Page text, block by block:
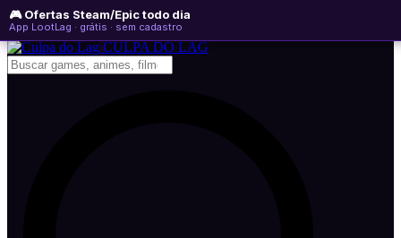
🎮 Ofertas Steam/Epic todo dia
App LootLag · grátis · sem cadastro
sábado, 08 de agosto de 2026 WhatsApp
Newsletter
CULPA DO LAG